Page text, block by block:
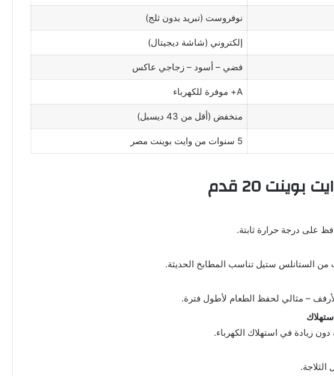
نوفروست (تبريد بدون ثلج)
إلكتروني (شاشة ديجيتال)
فضي – أسود – زجاجي عاكس
A+ موفرة للكهرباء
منخفض (أقل من 43 ديسبل)
5 سنوات من وايت بوينت مصر
20 قدم
على درجة حرارة ثابتة.
الستانلس ستيل تناسب المطابخ الحديثة.
– مثالي لحفظ الطعام لأطول فترة.
دون زيادة في استهلاك الكهرباء.
الثلاجة.